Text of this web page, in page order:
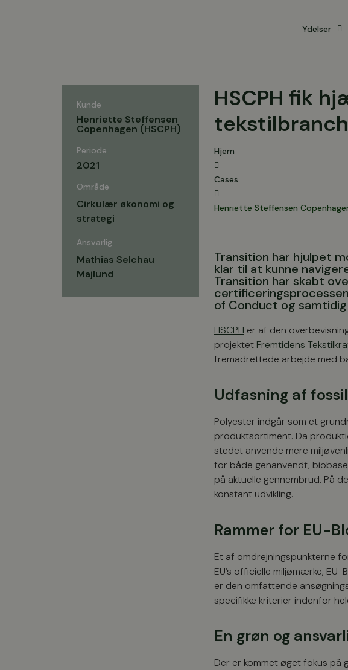
Ydelser
Kunde
Henriette Steffensen
Copenhagen (HSCPH)
Periode
2021
Område
Cirkulær økonomi og
strategi
Ansvarlig
Mathias Selchau
Majlund
HSCPH fik
Hjem
Cases
Henriette Steffensen
Transition har hjulpet
klar til at kunne
Transition har skabt
certificeringsprocessen
of Conduct og
HSCPH er af den
projektet Fremtidens
fremadrettede arbejde med
Udfasning af
Polyester indgår som et
produktsortiment. Da
stedet anvende mere
for både genanvendt,
på aktuelle gennembrud. På
konstant udvikling.
Rammer for EU-
Et af omdrejningspunkterne
EU’s officielle miljømærke,
er den omfattende
specifikke kriterier indenfor
En grøn og
Der er kommet øget fokus på